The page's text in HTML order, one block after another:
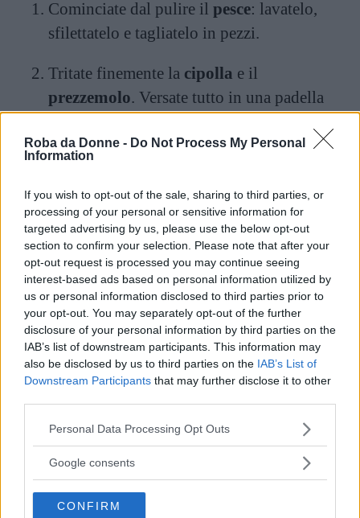
Roba da Donne - Do Not Process My Personal
Information
If you wish to opt-out of the sale, sharing to third parties, or
processing of your personal or sensitive information for
targeted advertising by us, please use the below opt-out
section to confirm your selection. Please note that after your
opt-out request is processed you may continue seeing
interest-based ads based on personal information utilized by
us or personal information disclosed to third parties prior to
your opt-out. You may separately opt-out of the further
disclosure of your personal information by third parties on the
IAB’s list of downstream participants. This information may
also be disclosed by us to third parties on the IAB’s List of
Downstream Participants that may further disclose it to other
Please note that this website/app uses one or more Google
not limited to your visit or usage behaviour. You may click to
use your data for below specified purposes in below Google
consent section.
Personal Data Processing Opt Outs
Google consents
CONFIRM
Cominciate dal pulire il pesce: lavatelo,
sfilettatelo e tagliatelo in pezzi.
Tritate finemente la cipolla e il
prezzemolo. Versate tutto in una padella
qualche minuto.
Aggiungete ipomodorini
tagliati in
padella e fate cuocere a fuoco alto,
sfumando con delvino bianco, per una
decina di minuti.
Aggiungete in padella il pesce e fate
cuocere per qualche minuto. Nel frattempo,
in una pentola alta mettete abbondante
acqua a bollire per preparare glispaghetti.
Scolate la pasta al dente, mettendo da parte
dell’acqua di cottura. Ripassate tutto in
padella e impiattate con
peperoncinoe qualchescorzetta di
limone.